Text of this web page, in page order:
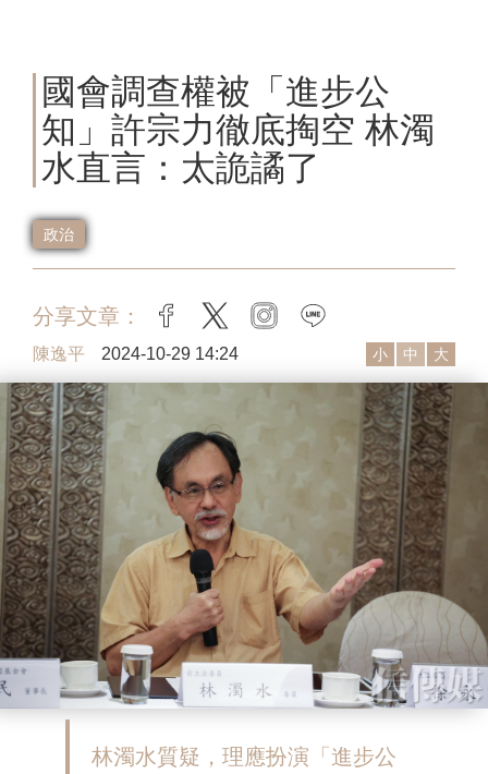
國會調查權被「進步公
知」許宗力徹底掏空 林濁
水直言：太詭譎了
政治
分享文章： facebook
twitter instagram
陳逸平 2024-10-29 14:24 小 中 大
林濁水質疑，理應扮演「進步公